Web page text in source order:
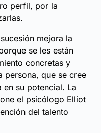
perfil, por la
mejora la
se les están
concretas y
persona, que se cree
su potencial. La
el psicólogo Elliot
del talento